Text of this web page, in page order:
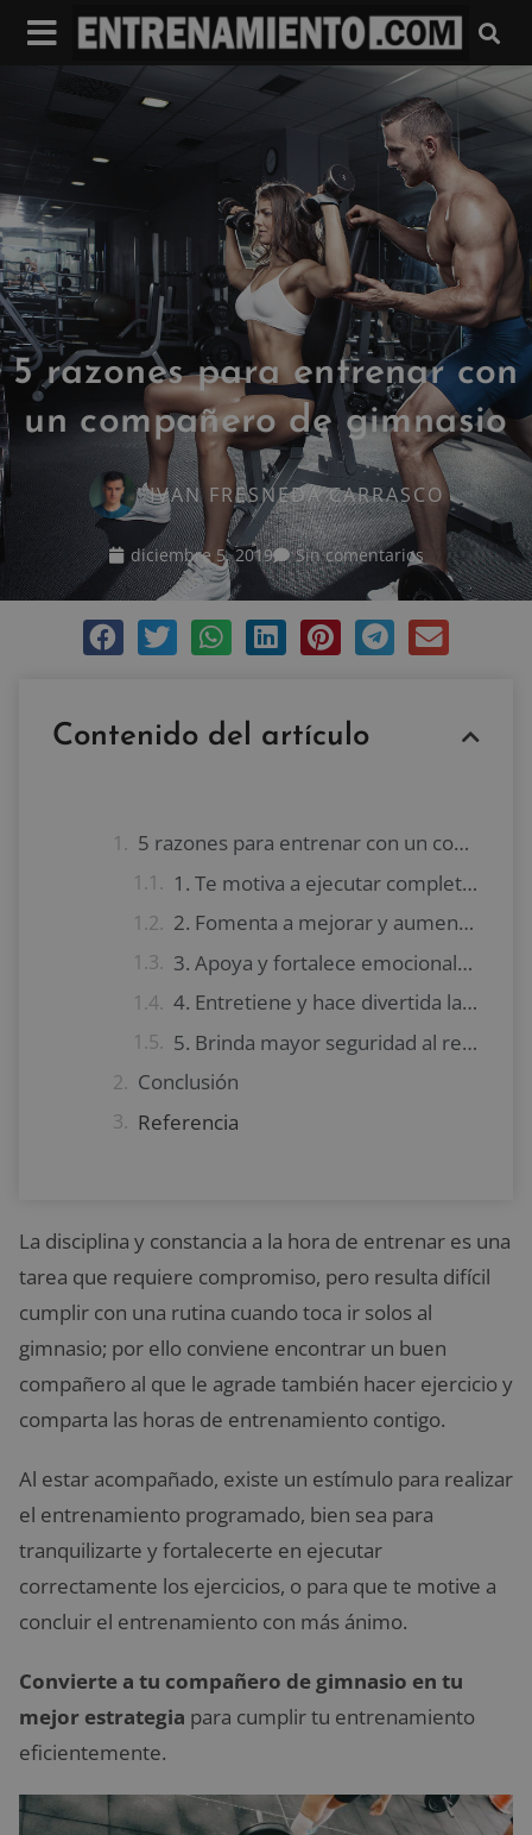
5 razones para entrenar con
un compañero de gimnasio
IVAN FRESNEDA CARRASCO
diciembre 5, 2019 Sin comentarios
Contenido del artículo
5 razones para entrenar con un compañero
1. Te motiva a ejecutar completamente el entrenamiento
2. Fomenta a mejorar y aumentar el rendimiento
3. Apoya y fortalece emocionalmente
4. Entretiene y hace divertida la rutina
5. Brinda mayor seguridad al realizar ejercicios más difíciles
Conclusión
Referencia
La disciplina y constancia a la hora de entrenar es una
tarea que requiere compromiso, pero resulta difícil
cumplir con una rutina cuando toca ir solos al
gimnasio; por ello conviene encontrar un buen
compañero al que le agrade también hacer ejercicio y
comparta las horas de entrenamiento contigo.
Al estar acompañado, existe un estímulo para realizar
el entrenamiento programado, bien sea para
tranquilizarte y fortalecerte en ejecutar
correctamente los ejercicios, o para que te motive a
concluir el entrenamiento con más ánimo.
Convierte a tu compañero de gimnasio en tu
mejor estrategia para cumplir tu entrenamiento
eficientemente.